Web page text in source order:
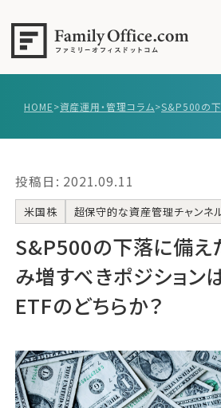
事例紹介
エキスパート一覧
無料講座
コラム
利用者の声
HOME>資産運用・管理コラム>
投稿日: 2021.09.11
米国株 超保守的な資産管理チャンネ
S&P500の下落に備え
み増すべきポジション
ETFのどちらか？